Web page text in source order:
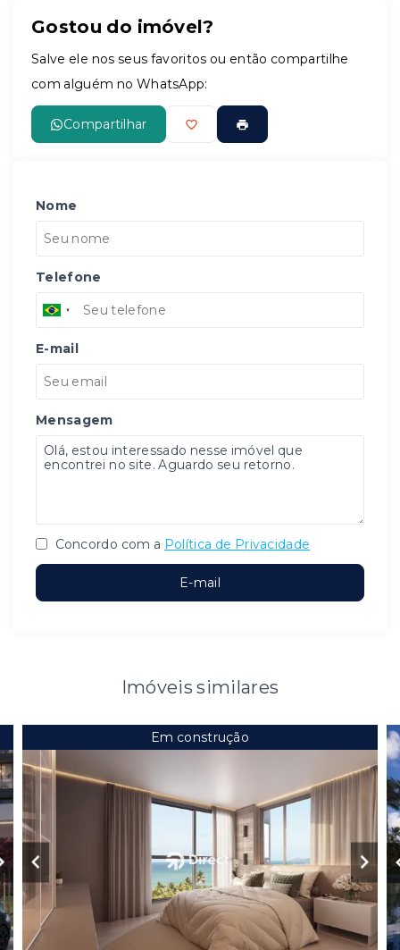
Gostou do imóvel?
Salve ele nos seus favoritos ou então compartilhe
com alguém no WhatsApp:
Compartilhar
Nome
Telefone
E-mail
Mensagem
Concordo com a Política de Privacidade
E-mail
Imóveis similares
Em construção